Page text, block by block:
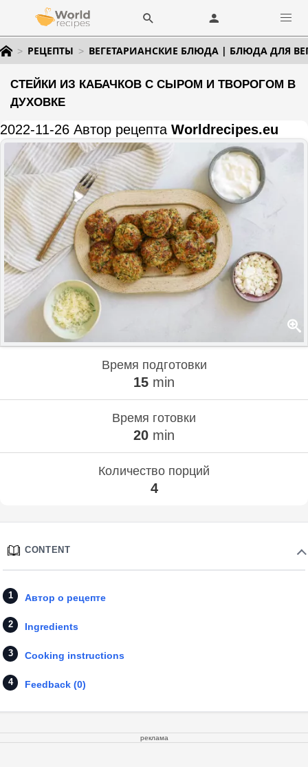
РЕЦЕПТЫ ВЕГЕТАРИАНСКИЕ БЛЮДА | БЛЮДА ДЛЯ
СТЕЙКИ ИЗ КАБАЧКОВ С СЫРОМ И ТВОРОГОМ В
ДУХОВКЕ
2022-11-26 Автор рецепта Worldrecipes.eu
Время подготовки
15 min
Время готовки
20 min
Количество порций
4
CONTENT
Автор о рецепте
Ingredients
Cooking instructions
Feedback (0)
реклама